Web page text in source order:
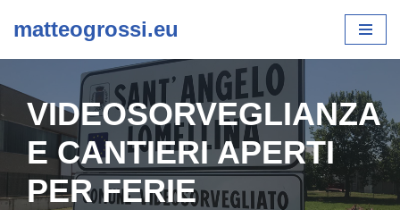
contenuto
matteogrossi.eu
VIDEOSORVEGLIANZA
E CANTIERI APERTI
PER FERIE